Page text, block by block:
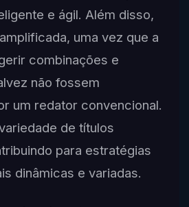
e ágil. Além disso,
uma vez que a
combinações e
não fossem
um redator convencional.
de títulos
para estratégias
dinâmicas e variadas.